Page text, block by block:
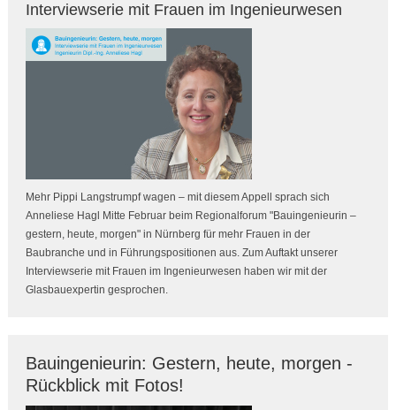
Interviewserie mit Frauen im Ingenieurwesen
Mehr Pippi Langstrumpf wagen – mit diesem Appell sprach sich
Anneliese Hagl Mitte Februar beim Regionalforum "Bauingenieurin –
gestern, heute, morgen" in Nürnberg für mehr Frauen in der
Baubranche und in Führungspositionen aus. Zum Auftakt unserer
Interviewserie mit Frauen im Ingenieurwesen haben wir mit der
Glasbauexpertin gesprochen.
Bauingenieurin: Gestern, heute, morgen -
Rückblick mit Fotos!